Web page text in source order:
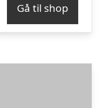
Gå til shop